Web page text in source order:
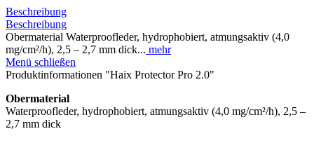
Beschreibung
Beschreibung
Obermaterial Waterproofleder, hydrophobiert, atmungsaktiv (4,0
mg/cm²/h), 2,5 – 2,7 mm dick... mehr
Menü schließen
Produktinformationen "Haix Protector Pro 2.0"
Obermaterial
Waterproofleder, hydrophobiert, atmungsaktiv (4,0 mg/cm²/h), 2,5 –
2,7 mm dick